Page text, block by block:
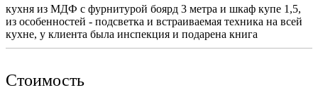
кухня из МДФ с фурнитурой боярд 3 метра и шкаф купе 1,5,
из особенностей - подсветка и встраиваемая техника на всей
кухне, у клиента была инспекция и подарена книга
Стоимость